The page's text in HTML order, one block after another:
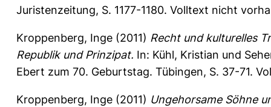
Juristenzeitung, S. 1177-1180. Volltext nicht
Kroppenberg, Inge (2011) Recht und kulturelles
Republik und Prinzipat. In: Kühl, Kristian und
Ebert zum 70. Geburtstag. Tübingen, S. 37-71.
Kroppenberg, Inge (2011) Ungehorsame Söhne